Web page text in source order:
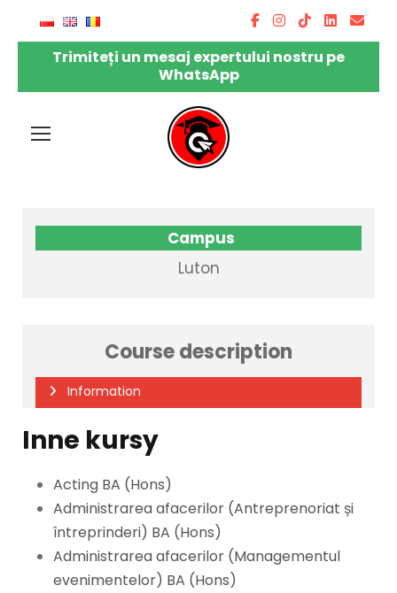
Trimiteți un mesaj expertului nostru pe
WhatsApp
Campus
Luton
Course description
Information
Inne kursy
Acting BA (Hons)
Administrarea afacerilor (Antreprenoriat și
întreprinderi) BA (Hons)
Administrarea afacerilor (Managementul
evenimentelor) BA (Hons)